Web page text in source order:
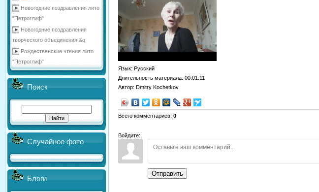
Новогодние поздравления лито
"Петроглиф"
Новогодние поздравления
творческого объединения &q
Рождественские чтения лито
"Петроглиф"
Поиск
Случайное фото
Блоги
Язык: Русский
Длительность материала: 00:01:11
Автор: Dmitry Kochetkov
Всего комментариев: 0
Войдите:
Отправить